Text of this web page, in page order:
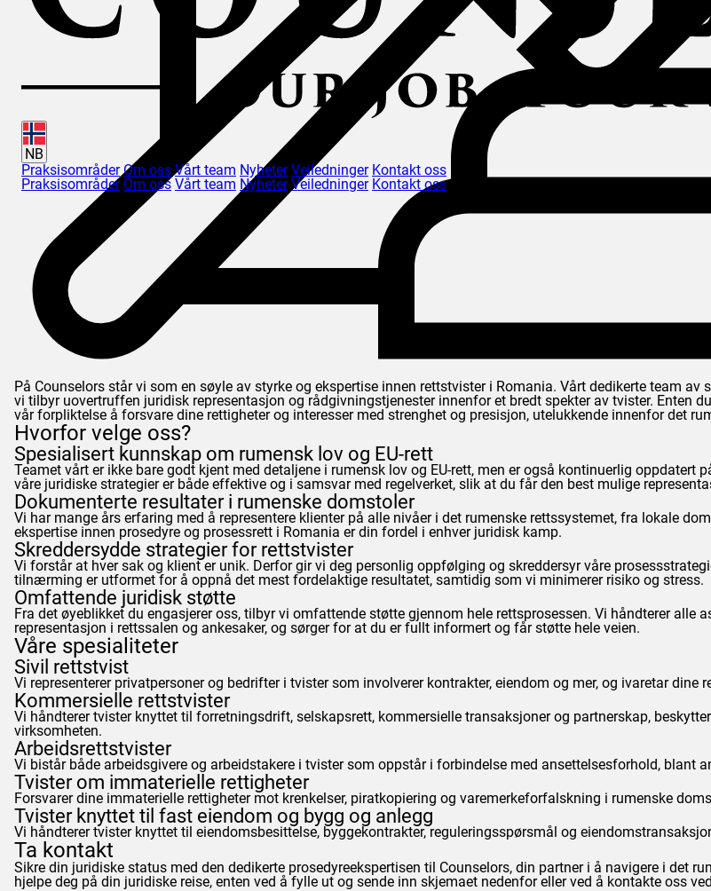
NB
Praksisområder Om oss Vårt team Nyheter Veiledninger Kontakt oss
Praksisområder Om oss Vårt team Nyheter Veiledninger Kontakt oss
På Counselors står vi som en søyle av styrke og ekspertise innen rettstvister i Romania. Vårt dedikerte team
vi tilbyr uovertruffen juridisk representasjon og rådgivningstjenester innenfor et bredt spekter av tvister. Enten
vår forpliktelse å forsvare dine rettigheter og interesser med strenghet og presisjon, utelukkende innenfor det
Hvorfor velge oss?
Spesialisert kunnskap om rumensk lov og EU-rett
Teamet vårt er ikke bare godt kjent med detaljene i rumensk lov og EU-rett, men er også kontinuerlig
våre juridiske strategier er både effektive og i samsvar med regelverket, slik at du får den best mulige
Dokumenterte resultater i rumenske domstoler
Vi har mange års erfaring med å representere klienter på alle nivåer i det rumenske rettssystemet, fra lokale
ekspertise innen prosedyre og prosessrett i Romania er din fordel i enhver juridisk kamp.
Skreddersydde strategier for rettstvister
Vi forstår at hver sak og klient er unik. Derfor gir vi deg personlig oppfølging og skreddersyr våre
tilnærming er utformet for å oppnå det mest fordelaktige resultatet, samtidig som vi minimerer risiko og stress.
Omfattende juridisk støtte
Fra det øyeblikket du engasjerer oss, tilbyr vi omfattende støtte gjennom hele rettsprosessen. Vi håndterer alle
representasjon i rettssalen og ankesaker, og sørger for at du er fullt informert og får støtte hele veien.
Våre spesialiteter
Sivil rettstvist
Vi representerer privatpersoner og bedrifter i tvister som involverer kontrakter, eiendom og mer, og ivaretar dine
Kommersielle rettstvister
Vi håndterer tvister knyttet til forretningsdrift, selskapsrett, kommersielle transaksjoner og partnerskap,
virksomheten.
Arbeidsrettstvister
Vi bistår både arbeidsgivere og arbeidstakere i tvister som oppstår i forbindelse med ansettelsesforhold,
Tvister om immaterielle rettigheter
Forsvarer dine immaterielle rettigheter mot krenkelser, piratkopiering og varemerkeforfalskning i rumenske
Tvister knyttet til fast eiendom og bygg og anlegg
Vi håndterer tvister knyttet til eiendomsbesittelse, byggekontrakter, reguleringsspørsmål og
Ta kontakt
Sikre din juridiske status med den dedikerte prosedyreekspertisen til Counselors, din partner i å navigere i det
hjelpe deg på din juridiske reise, enten ved å fylle ut og sende inn skjemaet nedenfor eller ved å kontakte oss